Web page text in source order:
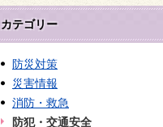
カテゴリー
防災対策
災害情報
消防・救急
防犯・交通安全